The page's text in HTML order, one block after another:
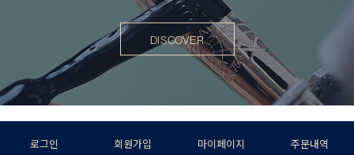
DISCOVER
로그인 회원가입 마이페이지 주문내역